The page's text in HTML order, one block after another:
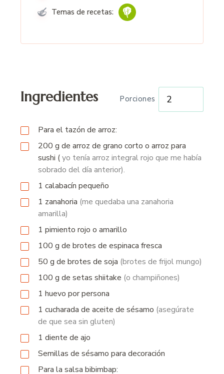
Temas de recetas:
Ingredientes Porciones
Para el tazón de arroz:
200 g de arroz de grano corto o arroz para
sushi (yo tenía arroz integral rojo que me había
sobrado del día anterior).
1 calabacín pequeño
1 zanahoria (me quedaba una zanahoria
amarilla)
1 pimiento rojo o amarillo
100 g de brotes de espinaca fresca
50 g de brotes de soja (brotes de frijol mungo)
100 g de setas shiitake (o champiñones)
1 huevo por persona
1 cucharada de aceite de sésamo (asegúrate
de que sea sin gluten)
1 diente de ajo
Semillas de sésamo para decoración
Para la salsa bibimbap: